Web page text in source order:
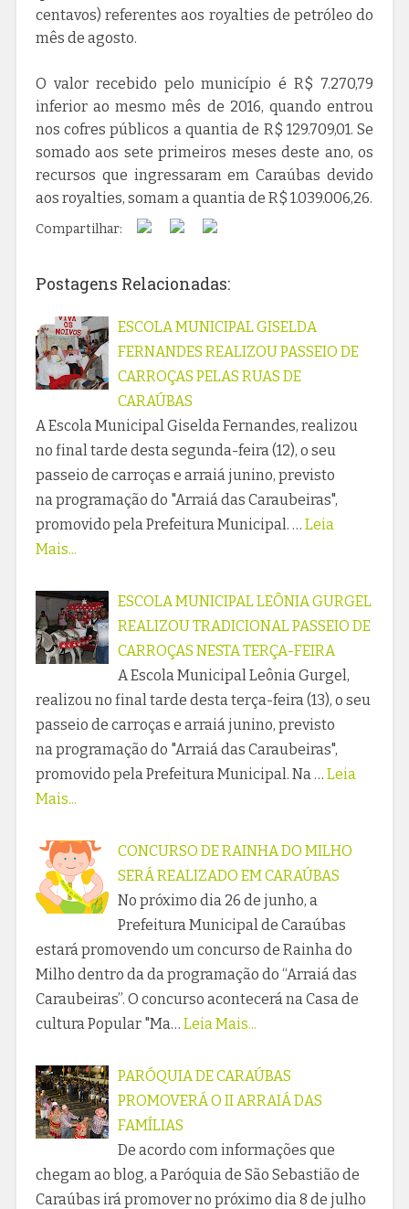
centavos) referentes aos royalties de petróleo do
mês de agosto.
O valor recebido pelo município é R$ 7.270,79
inferior ao mesmo mês de 2016, quando entrou
nos cofres públicos a quantia de R$ 129.709,01. Se
somado aos sete primeiros meses deste ano, os
recursos que ingressaram em Caraúbas devido
aos royalties, somam a quantia de R$ 1.039.006,26.
Compartilhar:
Postagens Relacionadas:
ESCOLA MUNICIPAL GISELDA
FERNANDES REALIZOU PASSEIO DE
CARROÇAS PELAS RUAS DE
CARAÚBAS
A Escola Municipal Giselda Fernandes, realizou
no final tarde desta segunda-feira (12), o seu
passeio de carroças e arraiá junino, previsto
na programação do "Arraiá das Caraubeiras",
promovido pela Prefeitura Municipal. … Leia
Mais...
ESCOLA MUNICIPAL LEÔNIA GURGEL
REALIZOU TRADICIONAL PASSEIO DE
CARROÇAS NESTA TERÇA-FEIRA
A Escola Municipal Leônia Gurgel,
realizou no final tarde desta terça-feira (13), o seu
passeio de carroças e arraiá junino, previsto
na programação do "Arraiá das Caraubeiras",
promovido pela Prefeitura Municipal. Na … Leia
Mais...
CONCURSO DE RAINHA DO MILHO
SERÁ REALIZADO EM CARAÚBAS
No próximo dia 26 de junho, a
Prefeitura Municipal de Caraúbas
estará promovendo um concurso de Rainha do
Milho dentro da da programação do “Arraiá das
Caraubeiras”. O concurso acontecerá na Casa de
cultura Popular "Ma… Leia Mais...
PARÓQUIA DE CARAÚBAS
PROMOVERÁ O II ARRAIÁ DAS
FAMÍLIAS
De acordo com informações que
chegam ao blog, a Paróquia de São Sebastião de
Caraúbas irá promover no próximo dia 8 de julho